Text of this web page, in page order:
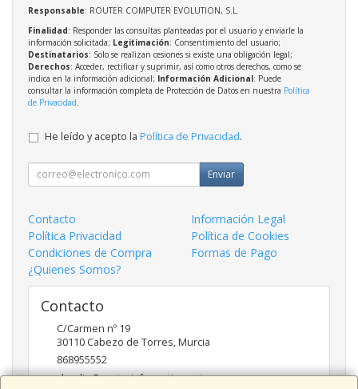
Responsable: ROUTER COMPUTER EVOLUTION, S.L.
Finalidad: Responder las consultas planteadas por el usuario y enviarle la
información solicitada; Legitimación: Consentimiento del usuario;
Destinatarios: Solo se realizan cesiones si existe una obligación legal;
Derechos: Acceder, rectificar y suprimir, así como otros derechos, como se
indica en la información adicional; Información Adicional: Puede
consultar la información completa de Protección de Datos en nuestra Política
de Privacidad
He leído y acepto la Política de Privacidad.
Enviar
Contacto
Información Legal
Política Privacidad
Política de Cookies
Condiciones de Compra
Formas de Pago
¿Quienes Somos?
Contacto
C/Carmen nº 19
30110 Cabezo de Torres,Murcia
868955552
claudio@routerinformatica.net